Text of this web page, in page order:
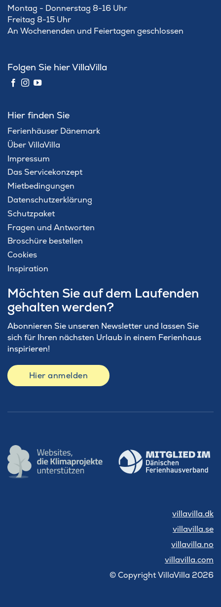
Montag - Donnerstag 8-16 Uhr
Freitag 8-15 Uhr
An Wochenenden und Feiertagen geschlossen
Folgen Sie hier VillaVilla
Hier finden Sie
Ferienhäuser Dänemark
Über VillaVilla
Impressum
Das Servicekonzept
Mietbedingungen
Datenschutzerklärung
Schutzpaket
Fragen und Antworten
Broschüre bestellen
Cookies
Inspiration
Möchten Sie auf dem Laufenden
gehalten werden?
Abonnieren Sie unseren Newsletter und lassen Sie
sich für Ihren nächsten Urlaub in einem Ferienhaus
inspirieren!
Hier anmelden
villavilla.dk
villavilla.se
villavilla.no
villavilla.com
© Copyright VillaVilla 2026